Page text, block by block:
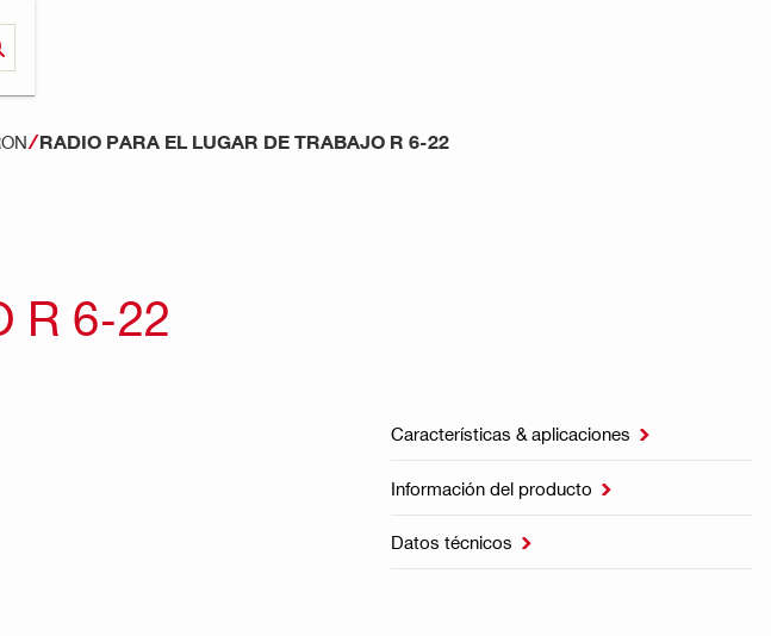
RADIO PARA EL LUGAR DE TRABAJO R 6-22
R 6-22
Características & aplicaciones 
Información del producto 
Datos técnicos 